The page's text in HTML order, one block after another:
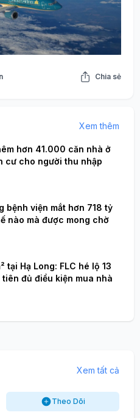
Chia sẻ
Xem thêm
hơn 41.000 căn nhà ở
cư cho người thu nhập
bệnh viện mắt hơn 718 tỷ
nào mà được mong chờ
tại Hạ Long: FLC hé lộ 13
đủ điều kiện mua nhà
Xem tất cả
Theo Dõi